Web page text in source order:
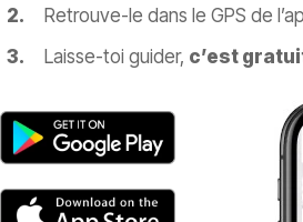
Retrouve-le dans le GPS de
Laisse-toi guider, c’est